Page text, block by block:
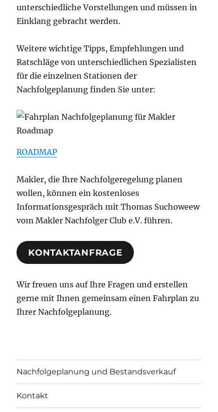
unterschiedliche Vorstellungen und müssen in
Einklang gebracht werden.
Weitere wichtige Tipps, Empfehlungen und
Ratschläge von unterschiedlichen Spezialisten
für die einzelnen Stationen der
Nachfolgeplanung finden Sie unter:
ROADMAP
Makler, die Ihre Nachfolgeregelung planen
wollen, können ein kostenloses
Informationsgespräch mit Thomas Suchoweew
vom Makler Nachfolger Club e.V. führen.
KONTAKTANFRAGE
Wir freuen uns auf Ihre Fragen und erstellen
gerne mit Ihnen gemeinsam einen Fahrplan zu
Ihrer Nachfolgeplanung.
Nachfolgeplanung und Bestandsverkauf
Kontakt